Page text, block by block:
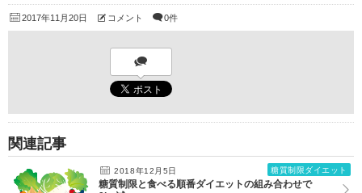
2017年11月20日 コメント 0件
関連記事
2018年12月5日 糖質制限ダイエット
糖質制限と食べる順番ダイエットの組み合わせで